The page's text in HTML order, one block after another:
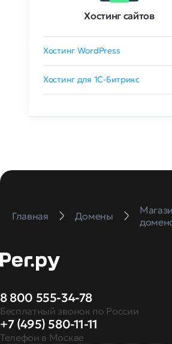
Хостинг сайтов
Хостинг WordPress
Хостинг для 1C-Битрикс
Главная Домены
8 800 555-34-78
Бесплатный звонок по России
+7 (495) 580-11-11
Телефон в Москве